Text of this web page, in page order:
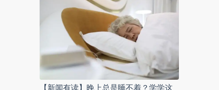
【新闻有读】晚上总是睡不着？学学这